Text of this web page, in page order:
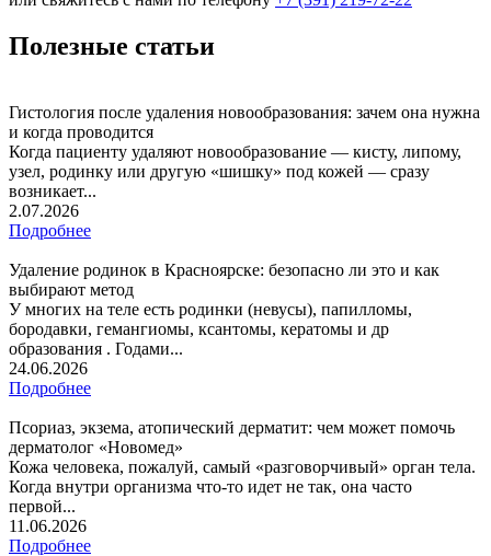
Полезные статьи
Гистология после удаления новообразования: зачем она нужна
и когда проводится
Когда пациенту удаляют новообразование — кисту, липому,
узел, родинку или другую «шишку» под кожей — сразу
возникает...
2.07.2026
Подробнее
Удаление родинок в Красноярске: безопасно ли это и как
выбирают метод
У многих на теле есть родинки (невусы), папилломы,
бородавки, гемангиомы, ксантомы, кератомы и др
образования . Годами...
24.06.2026
Подробнее
Псориаз, экзема, атопический дерматит: чем может помочь
дерматолог «Новомед»
Кожа человека, пожалуй, самый «разговорчивый» орган тела.
Когда внутри организма что-то идет не так, она часто
первой...
11.06.2026
Подробнее